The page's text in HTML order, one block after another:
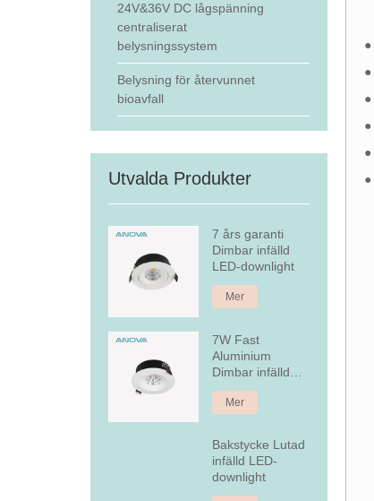
24V&36V DC lågspänning
centraliserat
belysningssystem
Belysning för återvunnet
bioavfall
Utvalda Produkter
7 års garanti
Dimbar infälld
LED-downlight
Mer
7W Fast
Aluminium
Dimbar infälld
LED Downlight
Mer
Bakstycke Lutad
infälld LED-
downlight